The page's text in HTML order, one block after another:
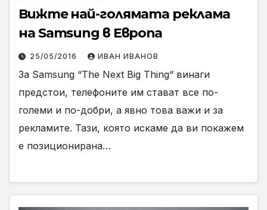
Вижте най-голямата реклама
на Samsung в Европа
25/05/2016 ИВАН ИВАНОВ
За Samsung “The Next Big Thing“ винаги
предстои, телефоните им стават все по-
големи и по-добри, а явно това важи и за
рекламите. Тази, която искаме да ви покажем
е позиционирана…